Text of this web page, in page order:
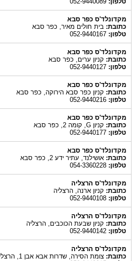
מקדונלד'ס כפר סבא
כתובת:בית חולים מאיר, כפר סבא
טלפון:052-9440167
מקדונלד'ס כפר סבא
כתובת:קניון ערים, כפר סבא
טלפון:052-9440127
מקדונלד'ס כפר סבא
כתובת:קניון כפר סבא הירוקה, כפר סבא
טלפון:052-9440216
מקדונלד'ס כפר סבא
כתובת:קניון G, קומה 2, כפר סבא
טלפון:052-9440177
מקדונלד'ס כפר סבא
כתובת:אושילנד, עתיר ידע 2, כפר סבא
טלפון:054-3360228
מקדונלד'ס הרצליה
כתובת:קניון ארנה, הרצליה
טלפון:052-9440108
מקדונלד'ס הרצליה
כתובת:קניון שבעת הכוכבים, הרצליה
טלפון:052-9440142
מקדונלד'ס הרצליה
כתובת:צומת הסירה, שדרות אבא אבן 1, הרצליה